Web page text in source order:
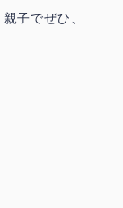
子でぜひ、